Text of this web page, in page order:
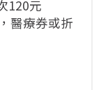
120元
醫療券或折